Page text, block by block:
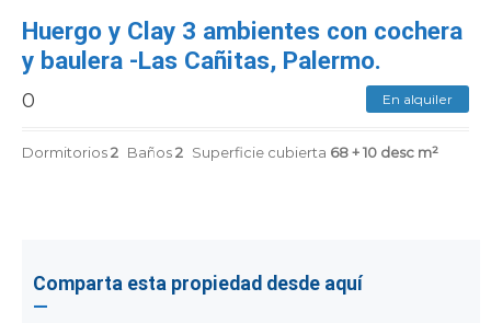
Huergo y Clay 3 ambientes con cochera
y baulera -Las Cañitas, Palermo.
0 En alquiler
Dormitorios2 Baños2 Superficie cubierta 68 + 10 desc m²
Comparta esta propiedad desde aquí